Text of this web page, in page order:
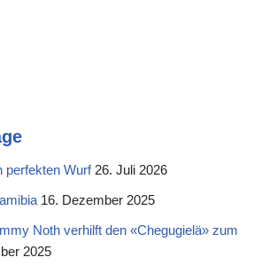
perfekten Wurf 26. Juli 2026
16. Dezember 2025
Noth verhilft den «Chegugielä» zum
2025